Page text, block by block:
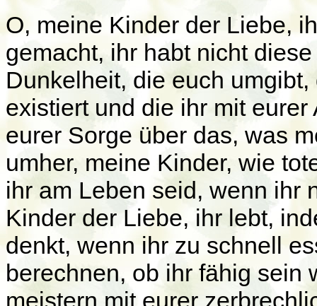
O, meine Kinder der Liebe,
gemacht, ihr habt nicht
Dunkelheit, die euch
existiert und die ihr mit
eurer Sorge über das, was
umher, meine Kinder, wie
ihr am Leben seid, wenn ihr
Kinder der Liebe, ihr lebt,
denkt, wenn ihr zu schnell
berechnen, ob ihr fähig sein
meistern mit eurer